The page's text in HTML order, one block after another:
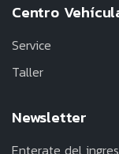
Centro
Service
Taller
Newsletter
Enterate del